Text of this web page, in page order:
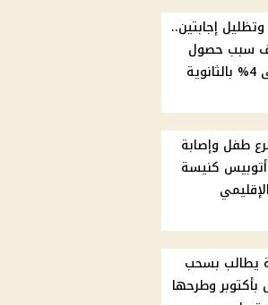
إجابتين..
سبب حصول
ريم محمد على 4% بالثانوية
طفل وإصابة
أتوبيس كنيسة
يطالب بسحب
بأكتوبر وطرحها